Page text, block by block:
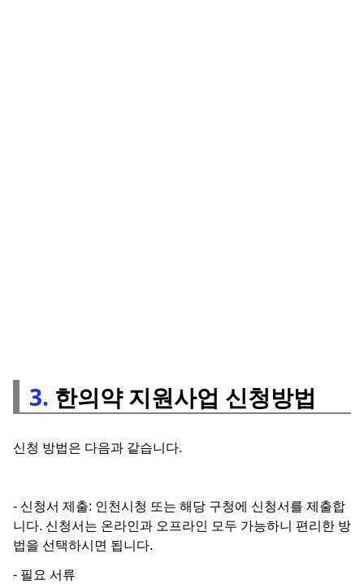
3. 한의약 지원사업 신청방법
신청 방법은 다음과 같습니다.
- 신청서 제출: 인천시청 또는 해당 구청에 신청서를 제출합
니다. 신청서는 온라인과 오프라인 모두 가능하니 편리한 방
법을 선택하시면 됩니다.
- 필요 서류